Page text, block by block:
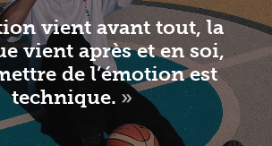
vient avant tout, la
vient après et en soi,
de l’émotion est
technique. »